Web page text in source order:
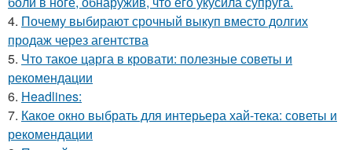
4. Почему выбирают срочный выкуп вместо долгих
продаж через агентства
5. Что такое царга в кровати: полезные советы и
рекомендации
6. Headlines:
7. Какое окно выбрать для интерьера хай-тека: советы и
рекомендации